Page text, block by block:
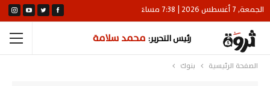
الجمعة, 7 أغسطس 2026 | 7:38 مساءً
رئيس التحرير: محمد سلامة
الصفحة الرئيسية بنوك